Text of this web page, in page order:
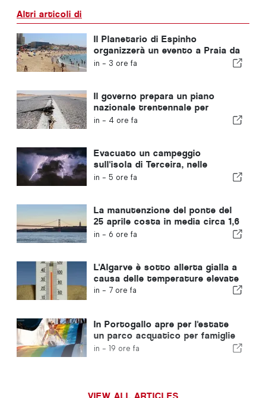
Altri articoli di
Il Planetario di Espinho
organizzerà un evento a Praia da
Baía in occasione dell'eclissi
in - 3 ore fa
Il governo prepara un piano
nazionale trentennale per
rafforzare la resilienza del
in - 4 ore fa
Evacuato un campeggio
sull'isola di Terceira, nelle
Azzorre, a causa di una
in - 5 ore fa
La manutenzione del ponte del
25 aprile costa in media circa 1,6
milioni di euro all'anno
in - 6 ore fa
L'Algarve è sotto allerta gialla a
causa delle temperature elevate
in - 7 ore fa
In Portogallo apre per l'estate
un parco acquatico per famiglie
con biglietti a 2 euro
in - 19 ore fa